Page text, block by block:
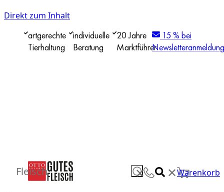
Direkt zum Inhalt
artgerechte
Tierhaltung
individuelle
Beratung
20 Jahre
Marktführer
15 % bei
Newsletteranmeldung
✕ ✕Warenkorb
Fleisch